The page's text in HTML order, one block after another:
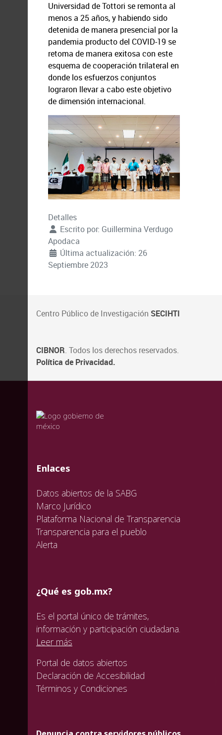
Universidad de Tottori se remonta al
menos a 25 años, y habiendo sido
detenida de manera presencial por la
pandemia producto del COVID-19 se
retoma de manera exitosa con este
esquema de cooperación trilateral en
donde los esfuerzos conjuntos
lograron llevar a cabo este objetivo
de dimensión internacional.
Detalles
Escrito por: Guillermina Verdugo
Apodaca
Última actualización: 26
Septiembre 2023
Centro Público de Investigación SECIHTI
CIBNOR. Todos los derechos reservados.
Política de Privacidad.
valida
valida
valida
Enlaces
Datos abiertos de la SABG
Marco Jurídico
Plataforma Nacional de Transparencia
Transparencia para el pueblo
Alerta
¿Qué es gob.mx?
Es el portal único de trámites,
información y participación ciudadana.
Leer más
Portal de datos abiertos
Declaración de Accesibilidad
Términos y Condiciones